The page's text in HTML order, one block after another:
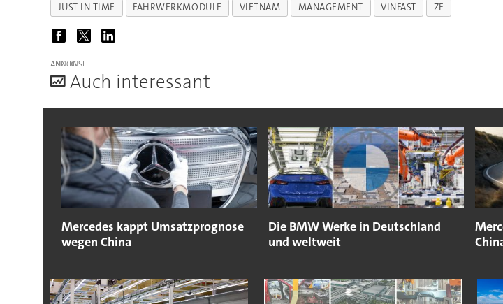
JUST-IN-TIME FAHRWERKMODULE VIETNAM MANAGEMENT VINFAST ZF
ANZEIGE
Auch interessant
Mercedes kappt Umsatzprognose
wegen China
Die BMW Werke in Deutschland
und weltweit